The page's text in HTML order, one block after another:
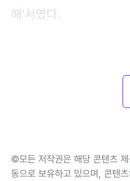
해'서였다.
©모든 저작권은 해당 콘텐츠
동으로 보유하고 있으며, 콘텐